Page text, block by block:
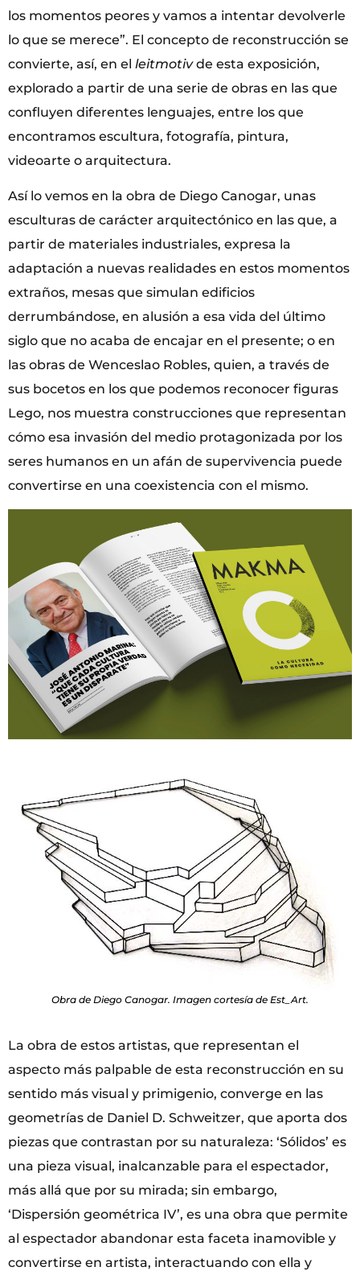
los momentos peores y vamos a intentar devolverle
lo que se merece”. El concepto de reconstrucción se
convierte, así, en el leitmotivde esta exposición,
explorado a partir de una serie de obras en las que
confluyen diferentes lenguajes, entre los que
encontramos escultura, fotografía, pintura,
videoarte o arquitectura.
Así lo vemos en la obra de Diego Canogar, unas
esculturas de carácter arquitectónico en las que, a
partir de materiales industriales, expresa la
adaptación a nuevas realidades en estos momentos
extraños, mesas que simulan edificios
derrumbándose, en alusión a esa vida del último
siglo que no acaba de encajar en el presente; o en
las obras de Wenceslao Robles, quien, a través de
sus bocetos en los que podemos reconocer figuras
Lego, nos muestra construcciones que representan
cómo esa invasión del medio protagonizada por los
seres humanos en un afán de supervivencia puede
convertirse en una coexistencia con el mismo.
Obra de Diego Canogar. Imagen cortesía de Est_Art.
La obra de estos artistas, que representan el
aspecto más palpable de esta reconstrucción en su
sentido más visual y primigenio, converge en las
geometrías de Daniel D. Schweitzer, que aporta dos
piezas que contrastan por su naturaleza: ‘Sólidos’ es
una pieza visual, inalcanzable para el espectador,
más allá que por su mirada; sin embargo,
‘Dispersión geométrica IV’, es una obra que permite
al espectador abandonar esta faceta inamovible y
convertirse en artista, interactuando con ella y